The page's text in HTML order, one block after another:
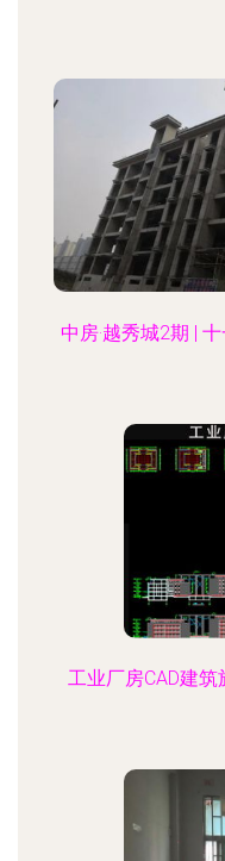
中房·越秀城2期 |
工业厂房CAD建